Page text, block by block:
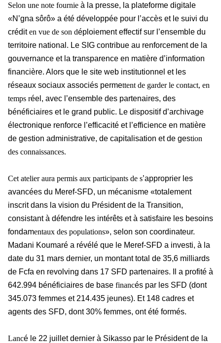
Selon une note fournie à la presse, la plateforme digitale
«N’gna sôrô» a été développée pour l’accès et le suivi du
créditen vue de son déploiement effectif sur l’ensemble du
territoire national. Le SIG contribue au renforcement de la
gouvernance et la transparence en matière d’information
financière. Alors que le site web institutionnel et les
réseaux sociaux associés permettent de garder le contact, en
temps réel, avec l’ensemble des partenaires, des
bénéficiaires et le grand public. Le dispositif d’archivage
électronique renforce l’efficacité et l’efficience en matière
de gestion administrative, de capitalisation et de gestion
des connaissances.
Cet atelier aura permis aux participants de s’approprier les
avancées du Meref-SFD, un mécanisme «totalement
inscrit dans la vision du Président de la Transition,
consistant à défendre les intérêts et à satisfaire les besoins
fondamentaux des populations», selon son coordinateur.
Madani Koumaré a révélé que le Meref-SFD a investi, à la
date du 31 mars dernier, un montant total de 35,6 milliards
de Fcfa en revolving dans 17 SFD partenaires. Il a profité à
642.994 bénéficiaires de base financés par les SFD (dont
345.073 femmes et 214.435 jeunes). Et 148 cadres et
agents des SFD, dont 30% femmes, ont été formés.
Lancé le 22 juillet dernier à Sikasso par le Président de la